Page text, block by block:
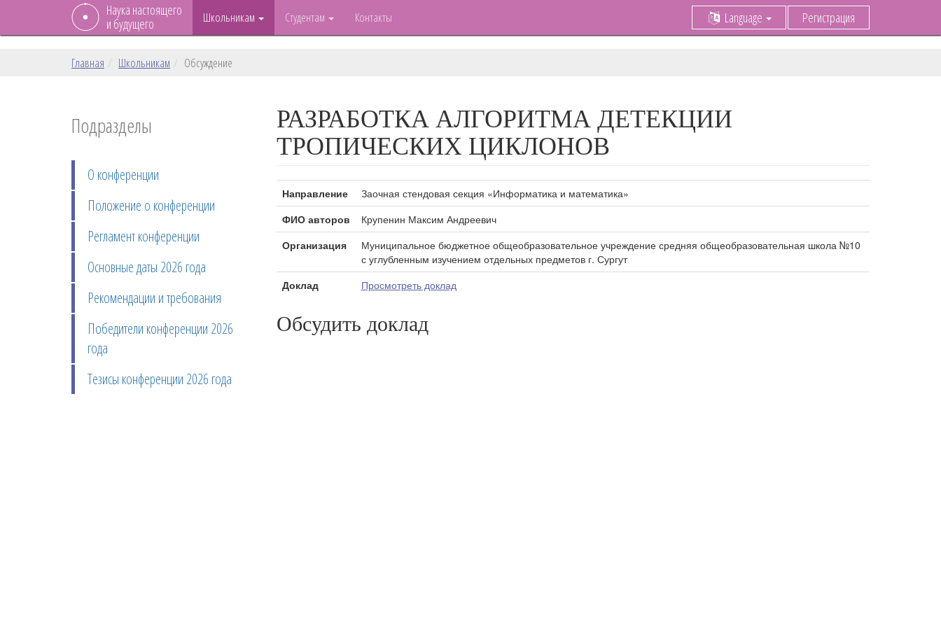
Наука настоящего
и будущего
Школьникам Студентам Контакты Language Регистрация
Главная Школьникам Обсуждение
Подразделы
О конференции
Положение о конференции
Регламент конференции
Основные даты 2026 года
Рекомендации и требования
Победители конференции 2026
года
Тезисы конференции 2026 года
РАЗРАБОТКА АЛГОРИТМА ДЕТЕКЦИИ
ТРОПИЧЕСКИХ ЦИКЛОНОВ
Направление
Заочная стендовая секция «Информатика и математика»
ФИО авторов
Крупенин Максим Андреевич
Организация
Муниципальное бюджетное общеобразовательное учреждение средняя общеобразовательная школа №10
с углубленным изучением отдельных предметов г. Сургут
Доклад
Просмотреть доклад
Обсудить доклад